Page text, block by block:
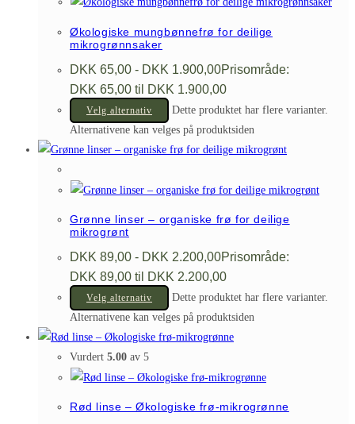
Økologiske mungbønnefrø for deilige
mikrogrønnsaker
DKK 65,00 - DKK 1.900,00Prisområde:
DKK 65,00 til DKK 1.900,00
Velg alternativ
Dette produktet har flere varianter.
Alternativene kan velges på produktsiden
Grønne linser – organiske frø for deilige
mikrogrønt
DKK 89,00 - DKK 2.200,00Prisområde:
DKK 89,00 til DKK 2.200,00
Velg alternativ
Dette produktet har flere varianter.
Alternativene kan velges på produktsiden
Rød linse – Økologiske frø-mikrogrønne
Vurdert 5.00 av 5